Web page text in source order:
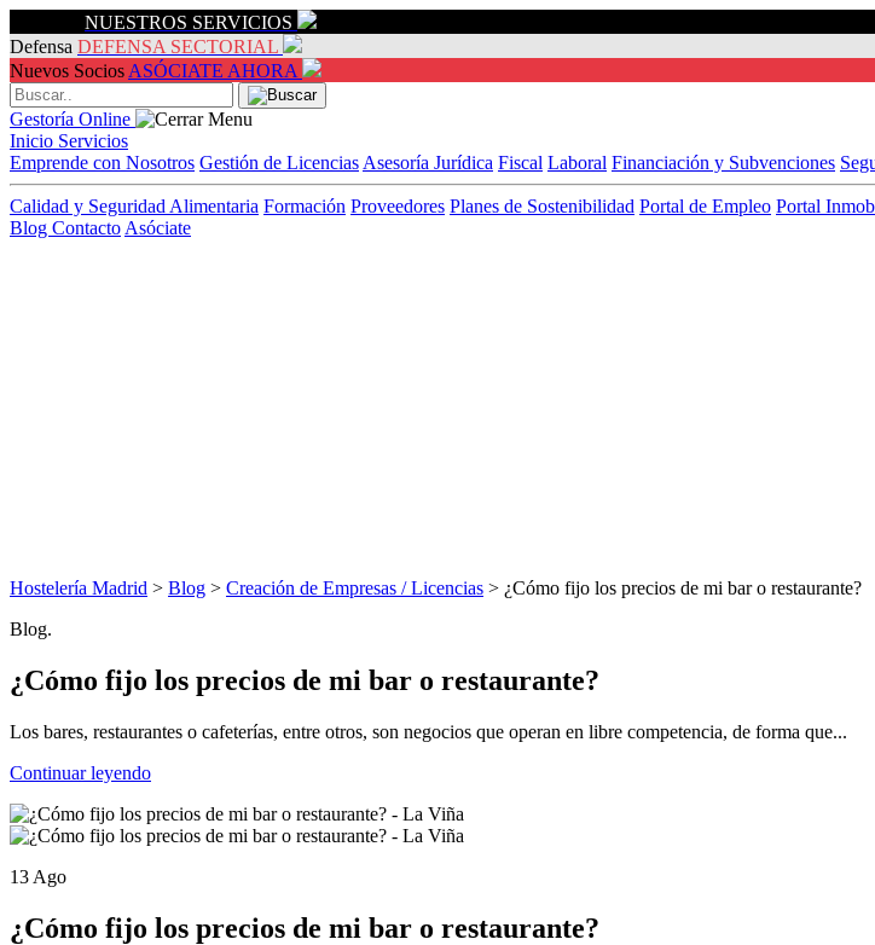
NUESTROS SERVICIOS
Defensa DEFENSA SECTORIAL
Nuevos Socios ASÓCIATE AHORA
Gestoría Online
Inicio Servicios
Emprende con Nosotros Gestión de Licencias Asesoría Jurídica Fiscal Laboral Financiación y Subvenciones
Calidad y Seguridad Alimentaria Formación Proveedores Planes de Sostenibilidad Portal de Empleo Portal
Blog Contacto Asóciate
Hostelería Madrid > Blog > Creación de Empresas / Licencias > ¿Cómo fijo los precios de mi bar o restaurante?
Blog.
¿Cómo fijo los precios de mi bar o restaurante?
Los bares, restaurantes o cafeterías, entre otros, son negocios que operan en libre competencia, de forma que...
Continuar leyendo
13 Ago
¿Cómo fijo los precios de mi bar o restaurante?